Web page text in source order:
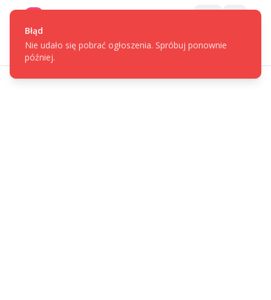
Błąd
Nie udało się pobrać ogłoszenia. Spróbuj ponownie
później.